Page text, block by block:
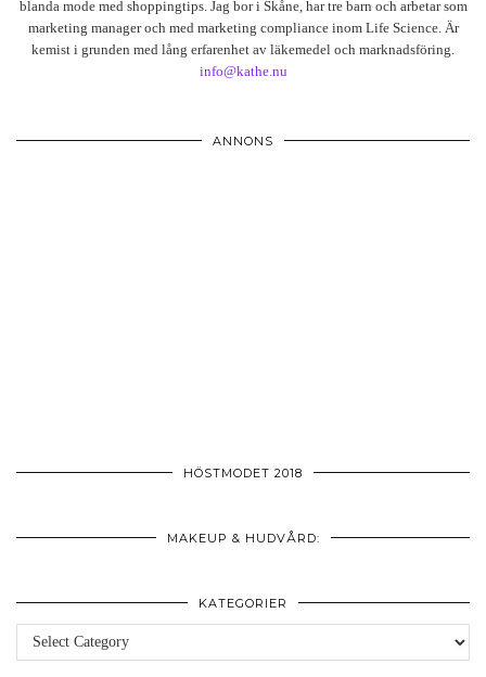
blanda mode med shoppingtips. Jag bor i Skåne, har tre barn och arbetar som
marketing manager och med marketing compliance inom Life Science. Är
kemist i grunden med lång erfarenhet av läkemedel och marknadsföring.
info@kathe.nu
ANNONS
HÖSTMODET 2018
MAKEUP & HUDVÅRD:
KATEGORIER
Kategorier